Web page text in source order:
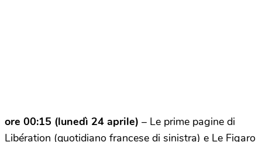
ore 00:15 (lunedì 24 aprile) – Le prime pagine di
Libération (quotidiano francese di sinistra) e Le Figaro